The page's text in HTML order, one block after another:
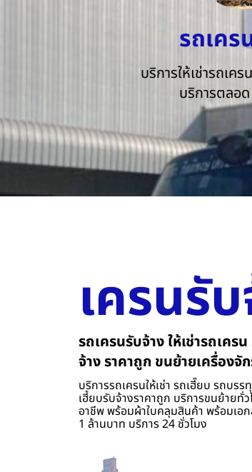
รถเคร
บริการให้เช่ารถเค
บริการตลอ
เครนรั
รถเครนรับจ้าง ให้เช่ารถเค
จ้าง ราคาถูก ขนย้ายเครื่องจั
บริการรถเครนให้เช่า รถเฮี๊ยบ รถบร
เฮี้ยบรับจ้างราคาถูก บริการขนย้ายทั่
อาชีพ พร้อมผ้าใบคลุมสินค้า พร้อมเอ
1 ล้านบาท บริการ 24 ชั่วโมง